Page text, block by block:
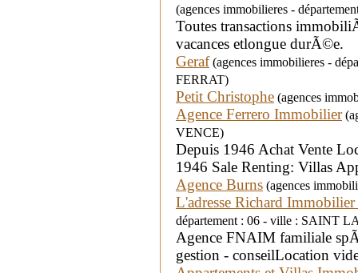
(agences immobilieres -
Toutes transactions
vacances etlongue durÃ©e.
Geraf(agences immobilieres -
FERRAT)
Petit Christophe (agences
Agence Ferrero Immobilier
VENCE)
Depuis 1946 Achat Vente
1946 Sale Renting: Villas
Agence Burns (agences
L'adresse Richard
département : 06 - ville : SAINT
Agence FNAIM familiale
gestion - conseilLocation